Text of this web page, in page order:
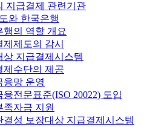
지급결제 관련기관
와 한국은행
행의 역할 개요
제제도의 감시
상 지급결제시스템
제수단의 제공
융망 운영
융전문표준(ISO 20022) 도입
족자금 지원
결성 보장대상 지급결제시스템